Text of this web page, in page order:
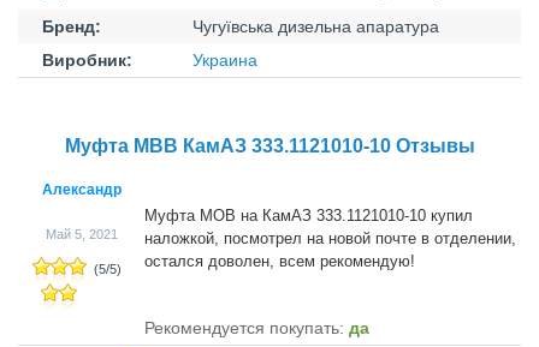
Бренд:
Чугуївська дизельна апаратура
Виробник:
Украина
Муфта МВВ КамАЗ 333.1121010-10 Отзывы
Александр
Май 5, 2021
(5/5)
Муфта МОВ на КамАЗ 333.1121010-10 купил
наложкой, посмотрел на новой почте в отделении,
остался доволен, всем рекомендую!
Рекомендуется покупать: да